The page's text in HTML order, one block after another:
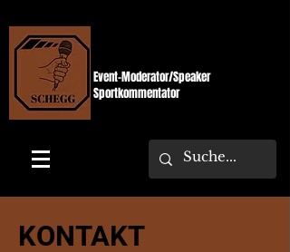
Event-Moderator/Speaker
Sportkommentator
KONTAKT